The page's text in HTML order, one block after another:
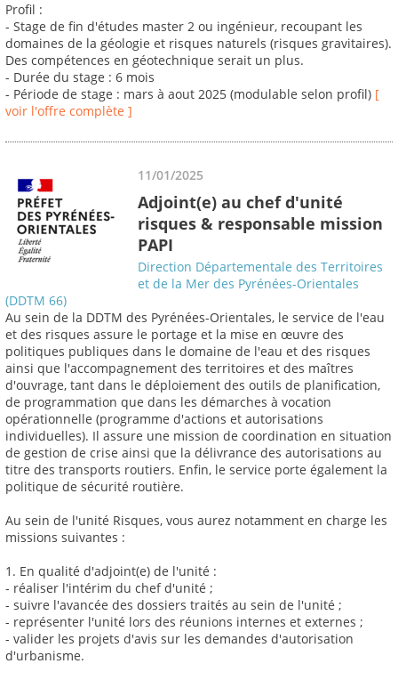
Profil :
- Stage de fin d'études master 2 ou ingénieur, recoupant les
domaines de la géologie et risques naturels (risques gravitaires).
Des compétences en géotechnique serait un plus.
- Durée du stage : 6 mois
- Période de stage : mars à aout 2025 (modulable selon profil) [
voir l'offre complète ]
11/01/2025
Adjoint(e) au chef d'unité
risques & responsable mission
PAPI
Direction Départementale des Territoires
et de la Mer des Pyrénées-Orientales
(DDTM 66)
Au sein de la DDTM des Pyrénées-Orientales, le service de l'eau
et des risques assure le portage et la mise en œuvre des
politiques publiques dans le domaine de l'eau et des risques
ainsi que l'accompagnement des territoires et des maîtres
d'ouvrage, tant dans le déploiement des outils de planification,
de programmation que dans les démarches à vocation
opérationnelle (programme d'actions et autorisations
individuelles). Il assure une mission de coordination en situation
de gestion de crise ainsi que la délivrance des autorisations au
titre des transports routiers. Enfin, le service porte également la
politique de sécurité routière.
Au sein de l'unité Risques, vous aurez notamment en charge les
missions suivantes :
1. En qualité d'adjoint(e) de l'unité :
- réaliser l'intérim du chef d'unité ;
- suivre l'avancée des dossiers traités au sein de l'unité ;
- représenter l'unité lors des réunions internes et externes ;
- valider les projets d'avis sur les demandes d'autorisation
d'urbanisme.